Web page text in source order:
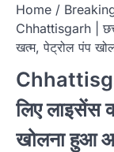
Home
Chhattisgarh |
खत्म, पेट्रोल पंप
लिए लाइसेंस
खोलना हुआ